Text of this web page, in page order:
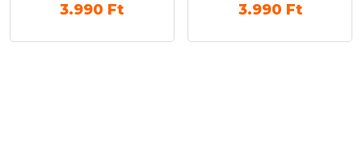
3.990 Ft
3.990 Ft